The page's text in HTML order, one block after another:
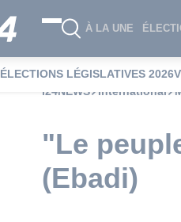
À LA UNE
ÉLECTIONS LÉGISLATIVES 2026
i24NEWS
International
"Le
(Ebadi)